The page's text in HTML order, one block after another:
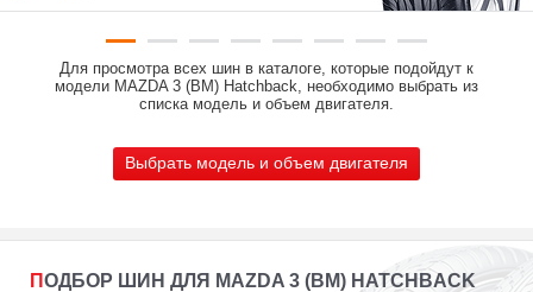
Для просмотра всех шин в каталоге, которые подойдут к
модели MAZDA 3 (BM) Hatchback, необходимо выбрать из
списка модель и объем двигателя.
Выбрать модель и объем двигателя
ПОДБОР ШИН ДЛЯ MAZDA 3 (BM) HATCHBACK